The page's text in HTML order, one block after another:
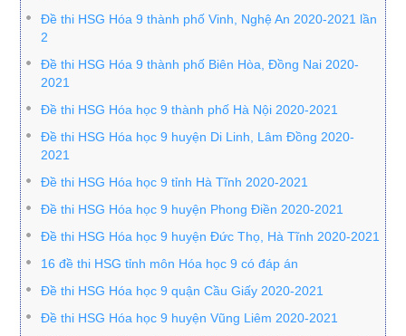
Đề thi HSG Hóa 9 thành phố Vinh, Nghệ An 2020-2021 lần
2
Đề thi HSG Hóa 9 thành phố Biên Hòa, Đồng Nai 2020-
2021
Đề thi HSG Hóa học 9 thành phố Hà Nội 2020-2021
Đề thi HSG Hóa học 9 huyện Di Linh, Lâm Đồng 2020-
2021
Đề thi HSG Hóa học 9 tỉnh Hà Tĩnh 2020-2021
Đề thi HSG Hóa học 9 huyện Phong Điền 2020-2021
Đề thi HSG Hóa học 9 huyện Đức Thọ, Hà Tĩnh 2020-2021
16 đề thi HSG tỉnh môn Hóa học 9 có đáp án
Đề thi HSG Hóa học 9 quận Cầu Giấy 2020-2021
Đề thi HSG Hóa học 9 huyện Vũng Liêm 2020-2021